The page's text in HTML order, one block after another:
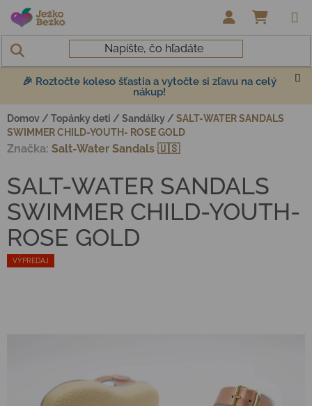
Prejsť na obsah
🎉 Roztočte koleso šťastia a vytočte si zľavu na celý
nákup!
Domov / Topánky deti / Sandálky / SALT-WATER SANDALS
SWIMMER CHILD-YOUTH- ROSE GOLD
VÝPREDAJ
SALT-WATER SANDALS
SWIMMER CHILD-YOUTH-
ROSE GOLD
Značka: Salt-Water Sandals 🇺🇸